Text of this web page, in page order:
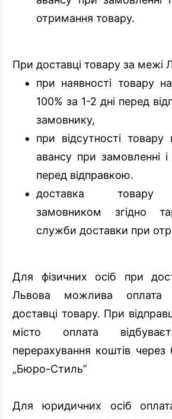
отримання товару.
При доставці товару за межі
при наявності товару
100% за 1-2 дні перед
замовнику,
при відсутності товару
авансу при замовленні
перед відправкою.
доставка товару
замовником згідно
служби доставки при
Для фізичних осіб при
Львова можлива оплата
доставці товару. При
місто оплата
перерахування коштів
„Бюро-Стиль”
Для юридичних осіб